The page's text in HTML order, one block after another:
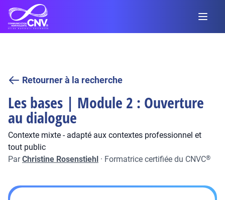
Retourner à la recherche
Les bases | Module 2 : Ouverture
au dialogue
Contexte mixte - adapté aux contextes professionnel et
tout public
ParChristine Rosenstiehl · Formatrice certifiée du CNVC®